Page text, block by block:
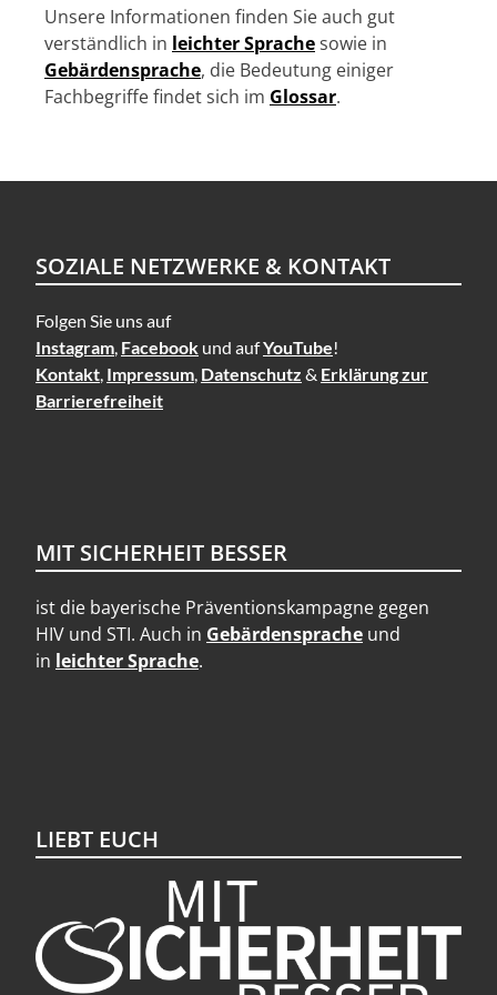
i
o
n
Unsere Informationen finden Sie auch gut
verständlich in leichter Sprachesowie in
Gebärdensprache, die Bedeutung einiger
Fachbegriffe findet sich im Glossar.
SOZIALE NETZWERKE & KONTAKT
Folgen Sie uns auf
Instagram, Facebook und aufYouTube!
Kontakt, Impressum, Datenschutz & Erklärung zur
Barrierefreiheit
MIT SICHERHEIT BESSER
ist die bayerische Präventionskampagne gegen
HIV und STI. Auch in Gebärdensprache und
in leichter Sprache.
LIEBT EUCH